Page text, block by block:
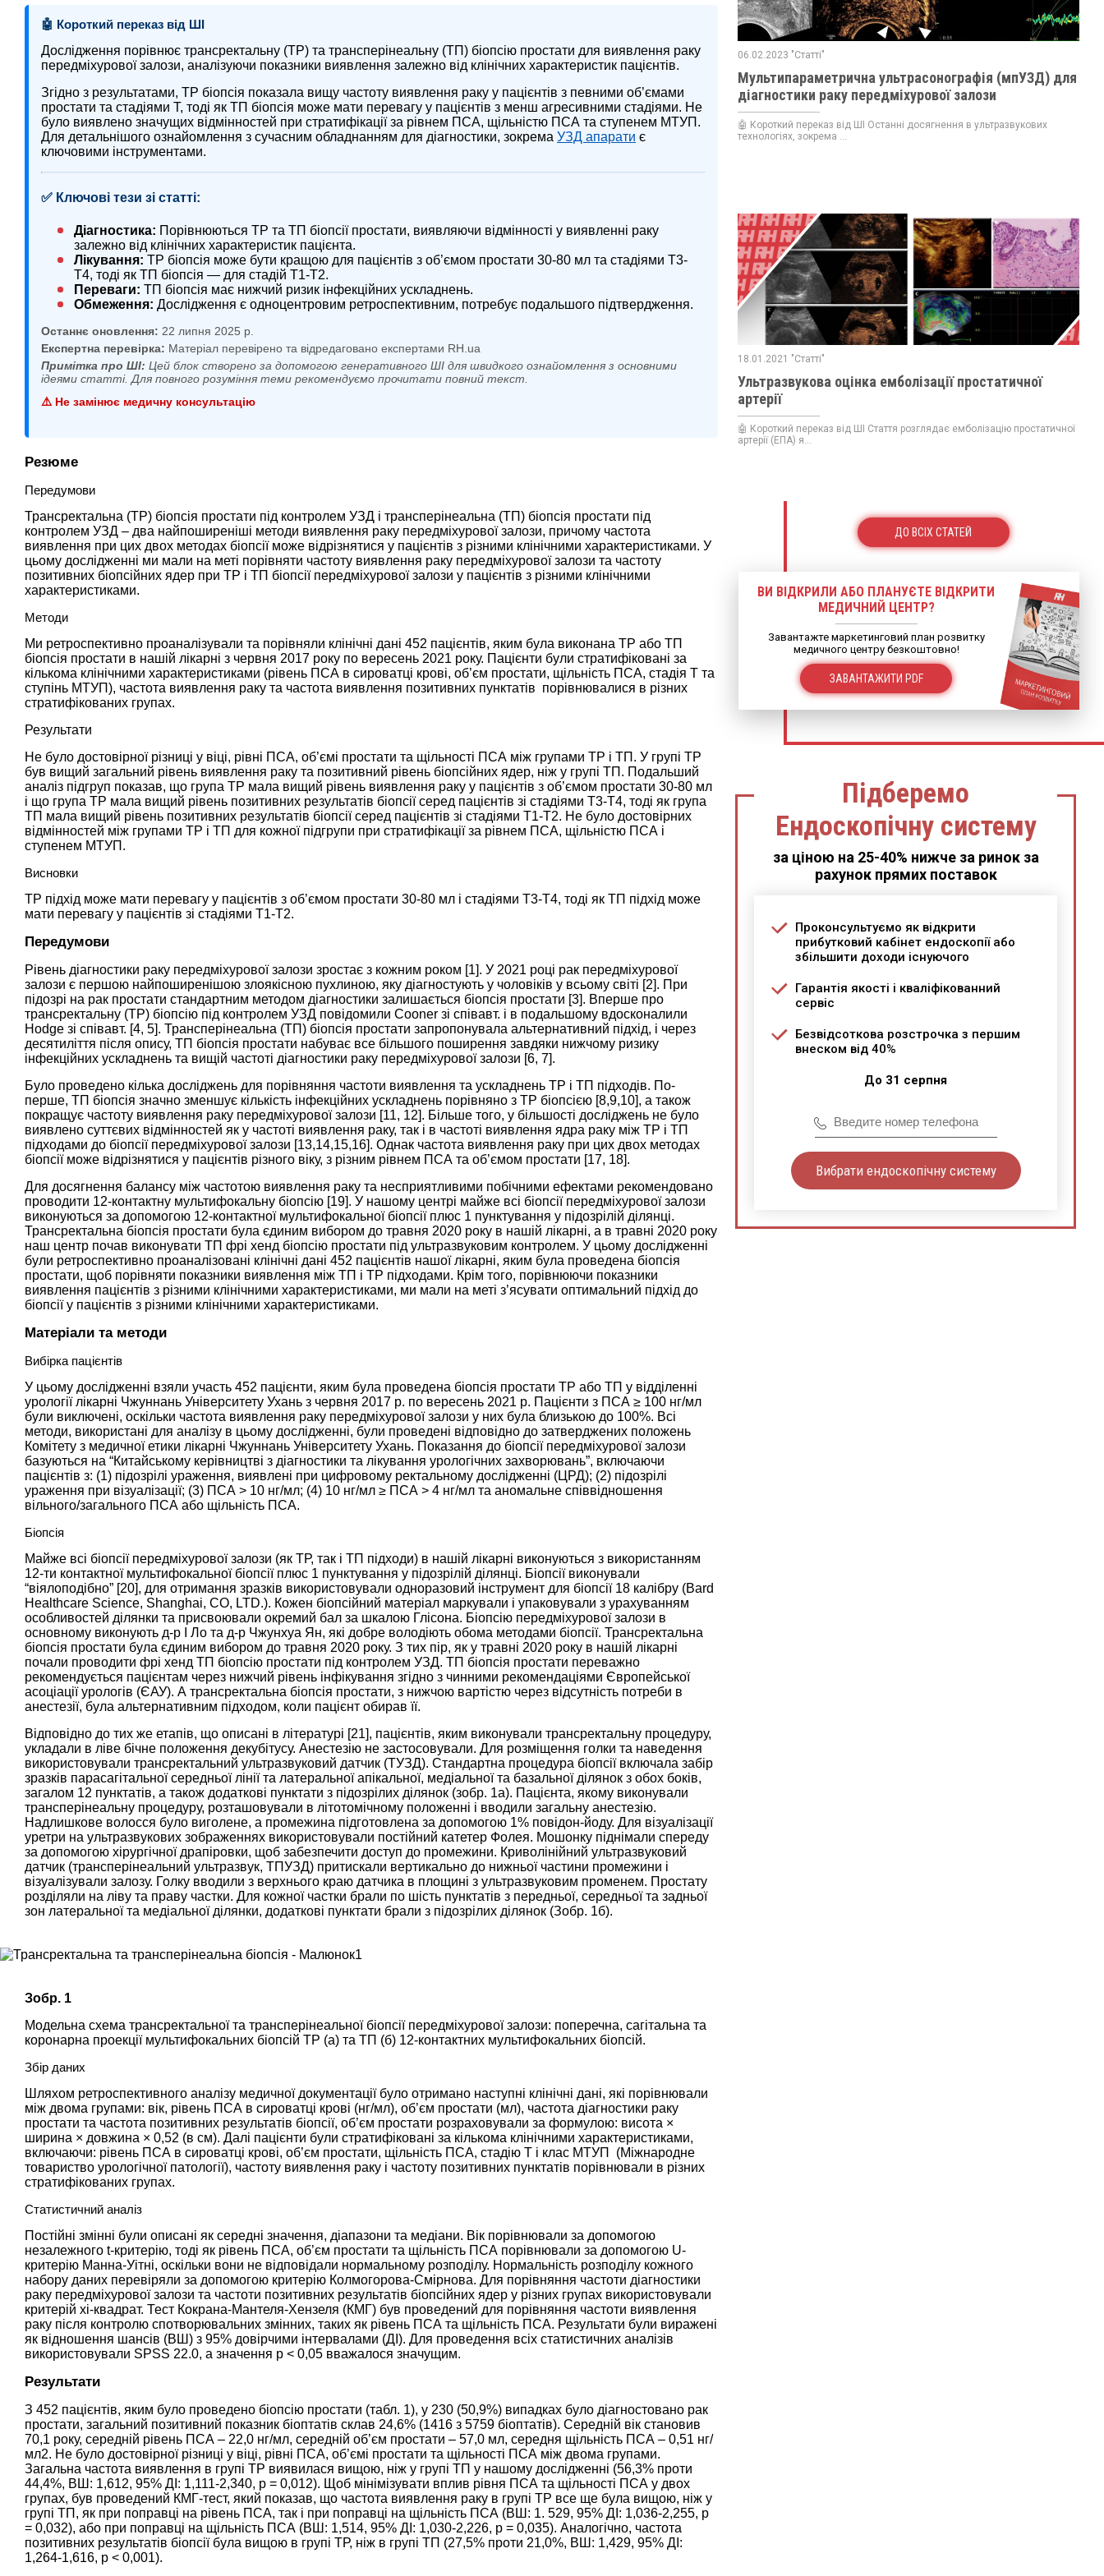
🤖 Короткий переказ від ШІ
Дослідження порівнює трансректальну (ТР) та трансперінеальну (ТП) біопсію простати для виявлення раку
передміхурової залози, аналізуючи показники виявлення залежно від клінічних характеристик пацієнтів.
Згідно з результатами, ТР біопсія показала вищу частоту виявлення раку у пацієнтів з певними об’ємами
простати та стадіями Т, тоді як ТП біопсія може мати перевагу у пацієнтів з менш агресивними стадіями. Не
було виявлено значущих відмінностей при стратифікації за рівнем ПСА, щільністю ПСА та ступенем МТУП.
Для детальнішого ознайомлення з сучасним обладнанням для діагностики, зокрема УЗД апарати є
ключовими інструментами.
✅ Ключові тези зі статті:
Діагностика: Порівнюються ТР та ТП біопсії простати, виявляючи відмінності у виявленні раку
залежно від клінічних характеристик пацієнта.
Лікування: ТР біопсія може бути кращою для пацієнтів з об’ємом простати 30-80 мл та стадіями Т3-
Т4, тоді як ТП біопсія — для стадій Т1-Т2.
Переваги: ТП біопсія має нижчий ризик інфекційних ускладнень.
Обмеження: Дослідження є одноцентровим ретроспективним, потребує подальшого підтвердження.
Останнє оновлення: 22 липня 2025 р.
Експертна перевірка: Матеріал перевірено та відредаговано експертами RH.ua
Примітка про ШІ: Цей блок створено за допомогою генеративного ШІ для швидкого ознайомлення з основними
ідеями статті. Для повного розуміння теми рекомендуємо прочитати повний текст.
⚠️ Не замінює медичну консультацію
Резюме
Передумови
Трансректальна (ТР) біопсія простати під контролем УЗД і трансперінеальна (ТП) біопсія простати під
контролем УЗД – два найпоширеніші методи виявлення раку передміхурової залози, причому частота
виявлення при цих двох методах біопсії може відрізнятися у пацієнтів з різними клінічними характеристиками. У
цьому дослідженні ми мали на меті порівняти частоту виявлення раку передміхурової залози та частоту
позитивних біопсійних ядер при ТР і ТП біопсії передміхурової залози у пацієнтів з різними клінічними
характеристиками.
Методи
Ми ретроспективно проаналізували та порівняли клінічні дані 452 пацієнтів, яким була виконана ТР або ТП
біопсія простати в нашій лікарні з червня 2017 року по вересень 2021 року. Пацієнти були стратифіковані за
кількома клінічними характеристиками (рівень ПСА в сироватці крові, об’єм простати, щільність ПСА, стадія Т та
ступінь МТУП), частота виявлення раку та частота виявлення позитивних пунктатів порівнювалися в різних
стратифікованих групах.
Результати
Не було достовірної різниці у віці, рівні ПСА, об’ємі простати та щільності ПСА між групами ТР і ТП. У групі ТР
був вищий загальний рівень виявлення раку та позитивний рівень біопсійних ядер, ніж у групі ТП. Подальший
аналіз підгруп показав, що група ТР мала вищий рівень виявлення раку у пацієнтів з об’ємом простати 30-80 мл
і що група ТР мала вищий рівень позитивних результатів біопсії серед пацієнтів зі стадіями Т3-Т4, тоді як група
ТП мала вищий рівень позитивних результатів біопсії серед пацієнтів зі стадіями Т1-Т2. Не було достовірних
відмінностей між групами ТР і ТП для кожної підгрупи при стратифікації за рівнем ПСА, щільністю ПСА і
ступенем МТУП.
Висновки
ТР підхід може мати перевагу у пацієнтів з об’ємом простати 30-80 мл і стадіями T3-T4, тоді як ТП підхід може
мати перевагу у пацієнтів зі стадіями T1-T2.
Передумови
Рівень діагностики раку передміхурової залози зростає з кожним роком [1]. У 2021 році рак передміхурової
залози є першою найпоширенішою злоякісною пухлиною, яку діагностують у чоловіків у всьому світі [2]. При
підозрі на рак простати стандартним методом діагностики залишається біопсія простати [3]. Вперше про
трансректальну (ТР) біопсію під контролем УЗД повідомили Cooner зі співавт. і в подальшому вдосконалили
Hodge зі співавт. [4, 5]. Трансперінеальна (ТП) біопсія простати запропонувала альтернативний підхід, і через
десятиліття після опису, ТП біопсія простати набуває все більшого поширення завдяки нижчому ризику
інфекційних ускладнень та вищій частоті діагностики раку передміхурової залози [6, 7].
Було проведено кілька досліджень для порівняння частоти виявлення та ускладнень ТР і ТП підходів. По-
перше, ТП біопсія значно зменшує кількість інфекційних ускладнень порівняно з ТР біопсією [8,9,10], а також
покращує частоту виявлення раку передміхурової залози [11, 12]. Більше того, у більшості досліджень не було
виявлено суттєвих відмінностей як у частоті виявлення раку, так і в частоті виявлення ядра раку між ТР і ТП
підходами до біопсії передміхурової залози [13,14,15,16]. Однак частота виявлення раку при цих двох методах
біопсії може відрізнятися у пацієнтів різного віку, з різним рівнем ПСА та об’ємом простати [17, 18].
Для досягнення балансу між частотою виявлення раку та несприятливими побічними ефектами рекомендовано
проводити 12-контактну мультифокальну біопсію [19]. У нашому центрі майже всі біопсії передміхурової залози
виконуються за допомогою 12-контактної мультифокальної біопсії плюс 1 пунктування у підозрілій ділянці.
Трансректальна біопсія простати була єдиним вибором до травня 2020 року в нашій лікарні, а в травні 2020 року
наш центр почав виконувати ТП фрі хенд біопсію простати під ультразвуковим контролем. У цьому дослідженні
були ретроспективно проаналізовані клінічні дані 452 пацієнтів нашої лікарні, яким була проведена біопсія
простати, щоб порівняти показники виявлення між ТП і ТР підходами. Крім того, порівнюючи показники
виявлення пацієнтів з різними клінічними характеристиками, ми мали на меті з’ясувати оптимальний підхід до
біопсії у пацієнтів з різними клінічними характеристиками.
Матеріали та методи
Вибірка пацієнтів
У цьому дослідженні взяли участь 452 пацієнти, яким була проведена біопсія простати ТР або ТП у відділенні
урології лікарні Чжуннань Університету Ухань з червня 2017 р. по вересень 2021 р. Пацієнти з ПСА ≥ 100 нг/мл
були виключені, оскільки частота виявлення раку передміхурової залози у них була близькою до 100%. Всі
методи, використані для аналізу в цьому дослідженні, були проведені відповідно до затверджених положень
Комітету з медичної етики лікарні Чжуннань Університету Ухань. Показання до біопсії передміхурової залози
базуються на “Китайському керівництві з діагностики та лікування урологічних захворювань”, включаючи
пацієнтів з: (1) підозрілі ураження, виявлені при цифровому ректальному дослідженні (ЦРД); (2) підозрілі
ураження при візуалізації; (3) ПСА > 10 нг/мл; (4) 10 нг/мл ≥ ПСА > 4 нг/мл та аномальне співвідношення
вільного/загального ПСА або щільність ПСА.
Біопсія
Майже всі біопсії передміхурової залози (як ТР, так і ТП підходи) в нашій лікарні виконуються з використанням
12-ти контактної мультифокальної біопсії плюс 1 пунктування у підозрілій ділянці. Біопсії виконували
“віялоподібно” [20], для отримання зразків використовували одноразовий інструмент для біопсії 18 калібру (Bard
Healthcare Science, Shanghai, CO, LTD.). Кожен біопсійний матеріал маркували і упаковували з урахуванням
особливостей ділянки та присвоювали окремий бал за шкалою Глісона. Біопсію передміхурової залози в
основному виконують д-р І Ло та д-р Чжунхуа Ян, які добре володіють обома методами біопсії. Трансректальна
біопсія простати була єдиним вибором до травня 2020 року. З тих пір, як у травні 2020 року в нашій лікарні
почали проводити фрі хенд ТП біопсію простати під контролем УЗД. ТП біопсія простати переважно
рекомендується пацієнтам через нижчий рівень інфікування згідно з чинними рекомендаціями Європейської
асоціації урологів (ЄАУ). А трансректальна біопсія простати, з нижчою вартістю через відсутність потреби в
анестезії, була альтернативним підходом, коли пацієнт обирав її.
Відповідно до тих же етапів, що описані в літературі [21], пацієнтів, яким виконували трансректальну процедуру,
укладали в ліве бічне положення декубітусу. Анестезію не застосовували. Для розміщення голки та наведення
використовували трансректальний ультразвуковий датчик (ТУЗД). Стандартна процедура біопсії включала забір
зразків парасагітальної середньої лінії та латеральної апікальної, медіальної та базальної ділянок з обох боків,
загалом 12 пунктатів, а також додаткові пунктати з підозрілих ділянок (зобр. 1а). Пацієнта, якому виконували
трансперінеальну процедуру, розташовували в літотомічному положенні і вводили загальну анестезію.
Надлишкове волосся було виголене, а промежина підготовлена за допомогою 1% повідон-йоду. Для візуалізації
уретри на ультразвукових зображеннях використовували постійний катетер Фолея. Мошонку піднімали спереду
за допомогою хірургічної драпіровки, щоб забезпечити доступ до промежини. Криволінійний ультразвуковий
датчик (трансперінеальний ультразвук, ТПУЗД) притискали вертикально до нижньої частини промежини і
візуалізували залозу. Голку вводили з верхнього краю датчика в площині з ультразвуковим променем. Простату
розділяли на ліву та праву частки. Для кожної частки брали по шість пунктатів з передньої, середньої та задньої
зон латеральної та медіальної ділянки, додаткові пунктати брали з підозрілих ділянок (Зобр. 1б).
Зобр. 1
Модельна схема трансректальної та трансперінеальної біопсії передміхурової залози: поперечна, сагітальна та
коронарна проекції мультифокальних біопсій ТР (а) та ТП (б) 12-контактних мультифокальних біопсій.
Збір даних
Шляхом ретроспективного аналізу медичної документації було отримано наступні клінічні дані, які порівнювали
між двома групами: вік, рівень ПСА в сироватці крові (нг/мл), об’єм простати (мл), частота діагностики раку
простати та частота позитивних результатів біопсії, об’єм простати розраховували за формулою: висота ×
ширина × довжина × 0,52 (в см). Далі пацієнти були стратифіковані за кількома клінічними характеристиками,
включаючи: рівень ПСА в сироватці крові, об’єм простати, щільність ПСА, стадію Т і клас МТУП (Міжнародне
товариство урологічної патології), частоту виявлення раку і частоту позитивних пунктатів порівнювали в різних
стратифікованих групах.
Статистичний аналіз
Постійні змінні були описані як середні значення, діапазони та медіани. Вік порівнювали за допомогою
незалежного t-критерію, тоді як рівень ПСА, об’єм простати та щільність ПСА порівнювали за допомогою U-
критерію Манна-Уітні, оскільки вони не відповідали нормальному розподілу. Нормальність розподілу кожного
набору даних перевіряли за допомогою критерію Колмогорова-Смірнова. Для порівняння частоти діагностики
раку передміхурової залози та частоти позитивних результатів біопсійних ядер у різних групах використовували
критерій хі-квадрат. Тест Кокрана-Мантеля-Хензеля (КМГ) був проведений для порівняння частоти виявлення
раку після контролю спотворювальних змінних, таких як рівень ПСА та щільність ПСА. Результати були виражені
як відношення шансів (ВШ) з 95% довірчими інтервалами (ДІ). Для проведення всіх статистичних аналізів
використовували SPSS 22.0, а значення p < 0,05 вважалося значущим.
Результати
З 452 пацієнтів, яким було проведено біопсію простати (табл. 1), у 230 (50,9%) випадках було діагностовано рак
простати, загальний позитивний показник біоптатів склав 24,6% (1416 з 5759 біоптатів). Середній вік становив
70,1 року, середній рівень ПСА – 22,0 нг/мл, середній об’єм простати – 57,0 мл, середня щільність ПСА – 0,51 нг/
мл2. Не було достовірної різниці у віці, рівні ПСА, об’ємі простати та щільності ПСА між двома групами.
Загальна частота виявлення в групі ТР виявилася вищою, ніж у групі ТП у нашому дослідженні (56,3% проти
44,4%, ВШ: 1,612, 95% ДІ: 1,111-2,340, р = 0,012). Щоб мінімізувати вплив рівня ПСА та щільності ПСА у двох
групах, був проведений КМГ-тест, який показав, що частота виявлення раку в групі ТР все ще була вищою, ніж у
групі ТП, як при поправці на рівень ПСА, так і при поправці на щільність ПСА (ВШ: 1. 529, 95% ДІ: 1,036-2,255, р
= 0,032), або при поправці на щільність ПСА (ВШ: 1,514, 95% ДІ: 1,030-2,226, р = 0,035). Аналогічно, частота
позитивних результатів біопсії була вищою в групі ТР, ніж в групі ТП (27,5% проти 21,0%, ВШ: 1,429, 95% ДІ:
1,264-1,616, р < 0,001).
06.02.2023 "Статті"
Мультипараметрична ультрасонографія (мпУЗД) для
діагностики раку передміхурової залози
🤖 Короткий переказ від ШІ Останні досягнення в ультразвукових
технологіях, зокрема ...
18.01.2021 "Статті"
Ультразвукова оцінка емболізації простатичної
артерії
🤖 Короткий переказ від ШІ Стаття розглядає емболізацію простатичної
артерії (ЕПА) я...
ДО ВСІХ СТАТЕЙ
ВИ ВІДКРИЛИ АБО ПЛАНУЄТЕ ВІДКРИТИ
МЕДИЧНИЙ ЦЕНТР?
Завантажте маркетинговий план розвитку
медичного центру безкоштовно!
ЗАВАНТАЖИТИ PDF
Підберемо
Ендоскопічну систему
за ціною на 25-40% нижче за ринок за
рахунок прямих поставок
Проконсультуємо як відкрити
прибутковий кабінет ендоскопії або
збільшити доходи існуючого
Гарантія якості і кваліфікованний
сервіс
Безвідсоткова розстрочка з першим
внеском від 40%
До 31 серпня
Вибрати ендоскопічну систему